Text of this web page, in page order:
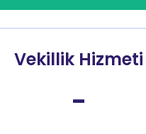
Vekillik Hizmeti
-